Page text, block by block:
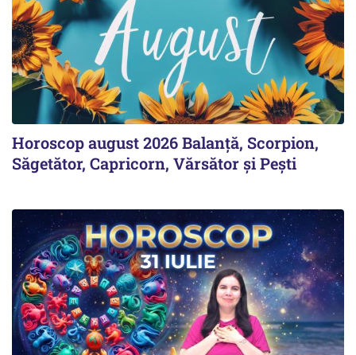
Horoscop august 2026 Balanță, Scorpion,
Săgetător, Capricorn, Vărsător și Pești